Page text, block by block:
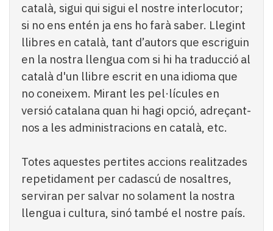
català, sigui qui sigui el nostre interlocutor;
si no ens entén ja ens ho farà saber. Llegint
llibres en català, tant d’autors que escriguin
en la nostra llengua com si hi ha traducció al
català d'un llibre escrit en una idioma que
no coneixem. Mirant les pel·lícules en
versió catalana quan hi hagi opció, adreçant-
nos a les administracions en català, etc.
Totes aquestes pertites accions realitzades
repetidament per cadascú de nosaltres,
serviran per salvar no solament la nostra
llengua i cultura, sinó també el nostre país.